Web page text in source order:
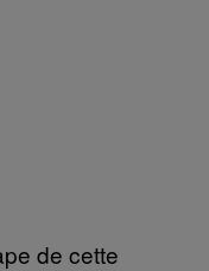
de cette